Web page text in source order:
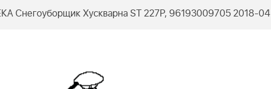
Снегоуборщик Хускварна ST 227P, 96193009705 2018-04